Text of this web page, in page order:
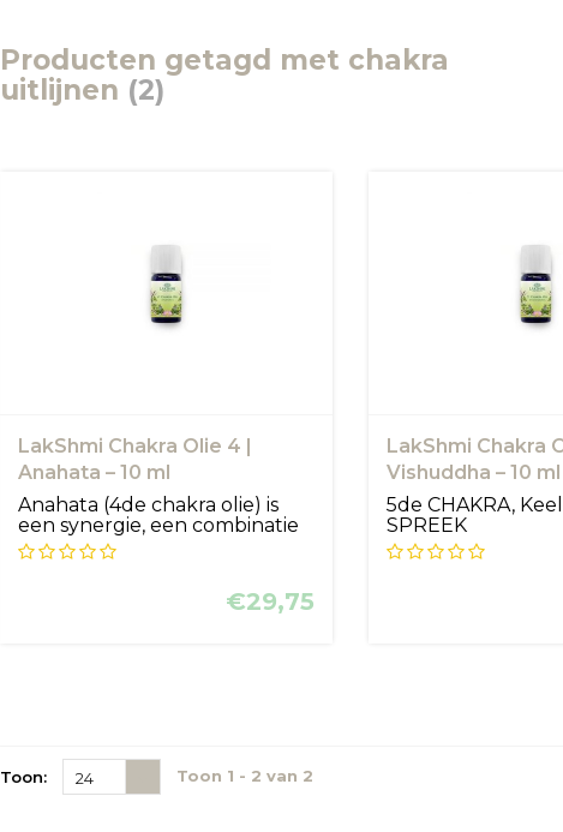
Producten getagd met chakra
uitlijnen (2)
LakShmi Chakra Olie 4 |
Anahata – 10 ml
Anahata (4de chakra olie) is
een synergie, een combinatie
va...
€29,75
LakShmi Chakra
Vishuddha – 10 ml
5de CHAKRA,
SPREEK
Toon: 24 Toon 1 - 2 van 2